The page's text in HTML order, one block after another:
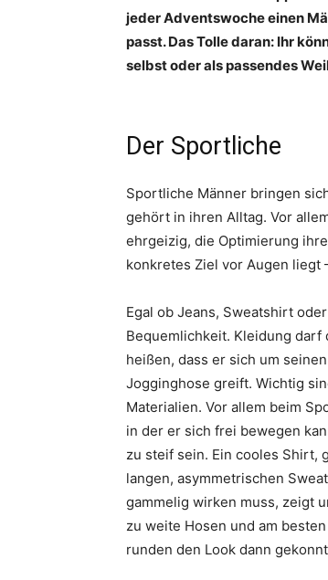
jeder Adventswoche einen
passt. Das Tolle daran: Ihr
selbst oder als passendes
Der Sportliche
Sportliche Männer bringen
gehört in ihren Alltag. Vor
ehrgeizig, die Optimierung
konkretes Ziel vor Augen liegt
Egal ob Jeans, Sweatshirt
Bequemlichkeit. Kleidung
heißen, dass er sich um
Jogginghose greift. Wichtig
Materialien. Vor allem beim
in der er sich frei bewegen
zu steif sein. Ein cooles Shirt,
langen, asymmetrischen
gammelig wirken muss, zeigt
zu weite Hosen und am
runden den Look dann